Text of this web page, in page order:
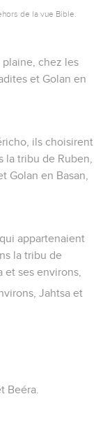
de la vue Bible.
plaine, chez les
et Golan en
ils choisirent
la tribu de Ruben,
Golan en Basan,
appartenaient
la tribu de
et ses environs,
Jahtsa et
Beéra.